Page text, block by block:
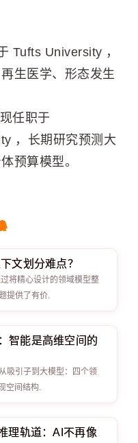
Tufts University ，
生医学、形态发生
任职于
，长期研究预测大
预算模型。
文划分难点？
将精心设计的领域模型整
提供了有价.
智能是高维空间的
吸引子到大模型：四个领
空间结构.
理轨道：AI不再像